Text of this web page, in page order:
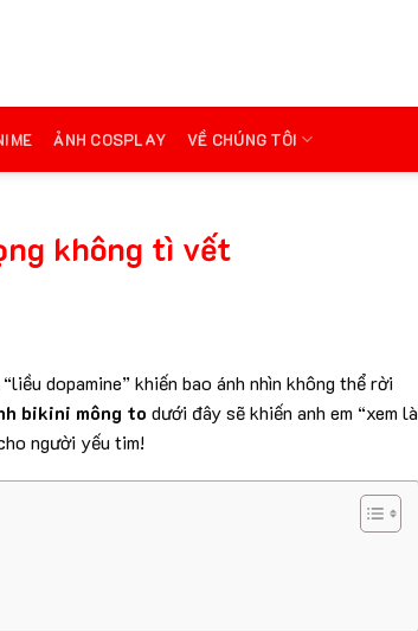
ẢNH COSPLAY VỀ CHÚNG TÔI
không tì vết
dopamine” khiến bao ánh nhìn không thể rời
bikini mông to dưới đây sẽ khiến anh em “xem là
người yếu tim!